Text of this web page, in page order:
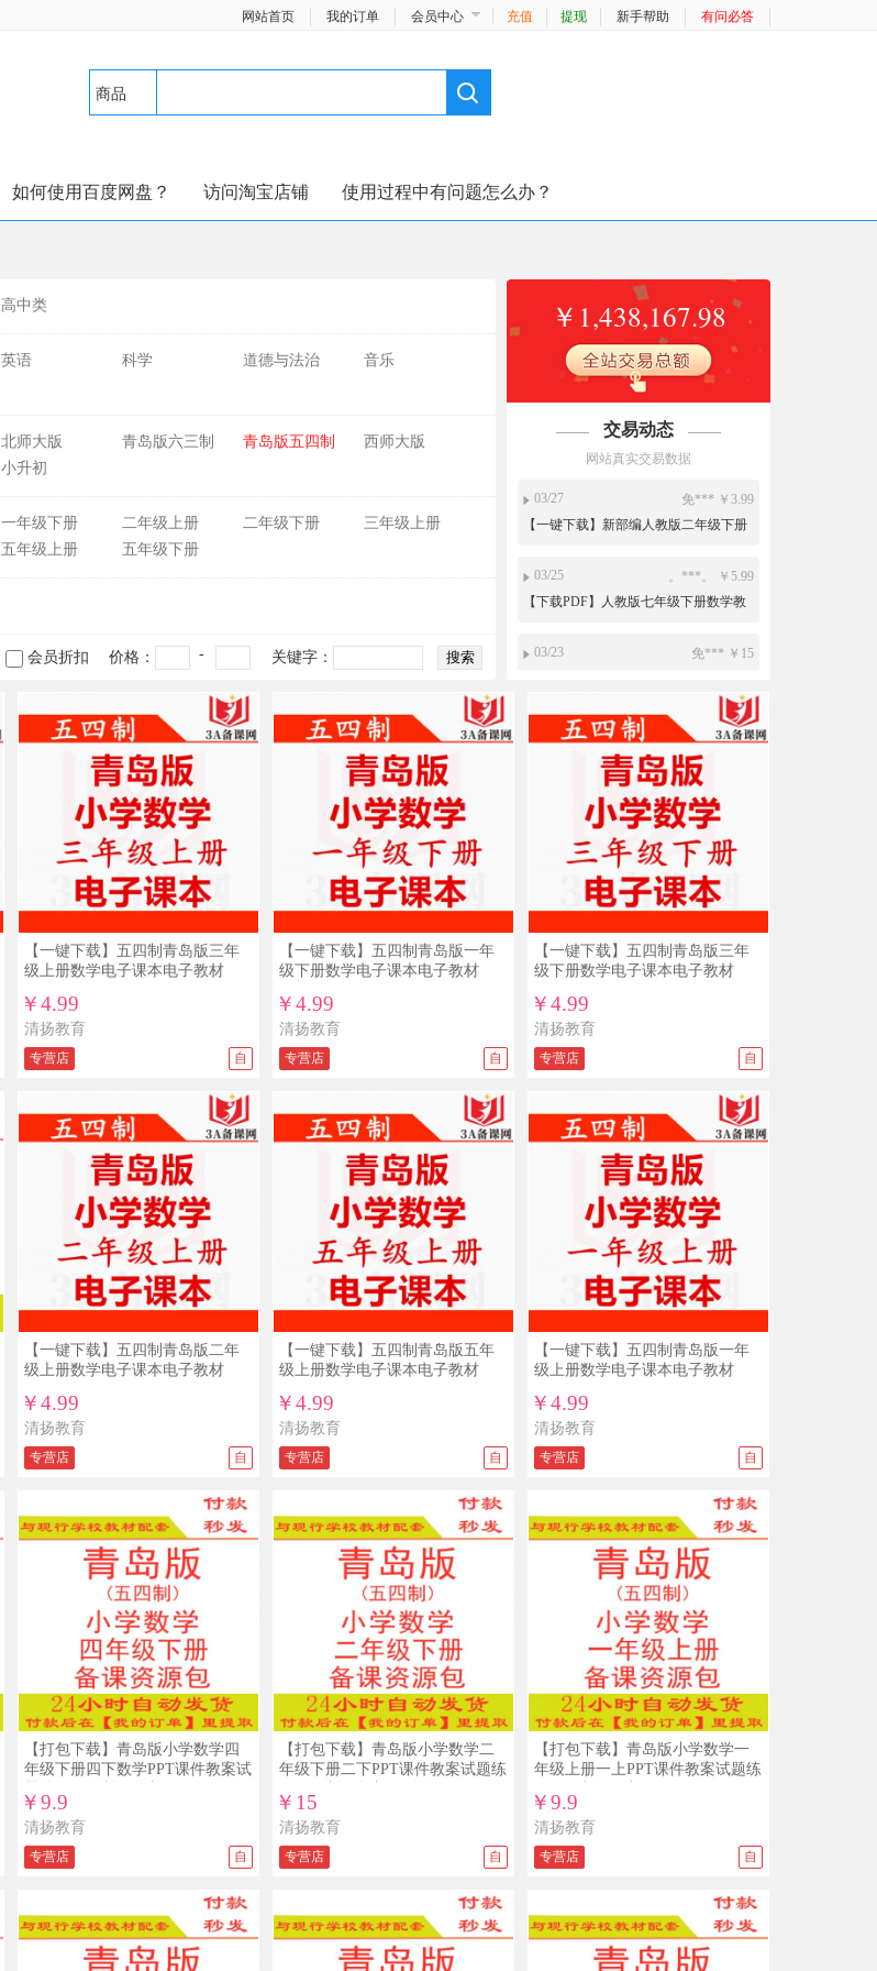
网站首页 我的订单 会员中心 充值 提现 新手帮助 有问必答
商品
如何使用百度网盘？ 访问淘宝店铺 使用过程中有问题怎么办？
高中类
英语 科学 道德与法治
音乐
北师大版 青岛版六三制 青岛版五四制
西师大版
小升初
一年级下册 二年级上册 二年级下册
三年级上册
五年级上册 五年级下册
会员折扣 价格： - 关键字：
￥1,438,167.98
交易动态
网站真实交易数据
03/27
免*** ￥3.99
【一键下载】新部编人教版二年级下册
03/25
。***。 ￥5.99
【下载PDF】人教版七年级下册数学教
03/23
免*** ￥15
年级上册下册PPT课件教案导学案试题
练习打包下载
小*** ￥19.9
人教版新部编版小学道德与法治法制
PPT课件配套教案素材一二三四五六年
级上册下册整册打包下载
小*** ￥3.99
【一键下载】新部编人教版一年级下册
道德与法治电子课本电子教材
免*** ￥10
新目标人教版初中英语ppt课件教案导学
mp3单词录音电子课本七年级八年级九
年级上册下册全册整册打包下载
01/31
免*** ￥15
年级上册下册PPT课件教案导学案试题
练习打包下载
12/05
新目标人教版初中英语ppt课件教案导学
mp3单词录音电子课本七年级八年级九
年级上册下册全册整册打包下载
11/26
免*** ￥15
沪教版初中数学六年级七年级八年级九
年级上册下册PPT课件教案导学案试题
免*** ￥19.9
人教版新部编版小学道德与法治法制
PPT课件配套教案素材一二三四五六年
级上册下册整册打包下载
免*** ￥10
新目标人教版初中英语ppt课件教案导学
案复习资料试题练习导学案课文朗读
mp3单词录音电子课本七年级八年级九
年级上册下册全册整册打包下载
10/19
免*** ￥15
沪教版初中数学六年级七年级八年级九
练习打包下载
10/13
人教版新部编版小学道德与法治法制
PPT课件配套教案素材一二三四五六年
免*** ￥5.5
3A备课网五年级上册人教PEP版小学英
语优质课公开课示范课ppt课件赠配套教
免*** ￥19.9
人教版新部编版小学道德与法治法制
PPT课件配套教案素材一二三四五六年
级上册下册整册打包下载
免*** ￥19.8
新部编人教版八年级上册语文PPT课件
教案试题练习导学案教学计划
09/04
免*** ￥19.9
人教版新部编版小学道德与法治法制
PPT课件配套教案素材一二三四五六年
级上册下册整册打包下载
09/03
沪教版初中数学六年级七年级八年级九
年级上册下册PPT课件教案导学案试题
练习打包下载
新部编版人教版小学一年级语文上册下
册比赛课公开课获奖视频配套优秀教案
PPT课件同课异构课堂实录
免*** ￥49.9
【一键下载】五四制青岛版三年
级上册数学电子课本电子教材
￥4.99
清扬教育
专营店 自
【一键下载】五四制青岛版一年
级下册数学电子课本电子教材
￥4.99
清扬教育
专营店 自
【一键下载】五四制青岛版三年
级下册数学电子课本电子教材
￥4.99
清扬教育
专营店 自
【一键下载】五四制青岛版二年
级上册数学电子课本电子教材
￥4.99
清扬教育
专营店 自
【一键下载】五四制青岛版五年
级上册数学电子课本电子教材
￥4.99
清扬教育
专营店 自
【一键下载】五四制青岛版一年
级上册数学电子课本电子教材
￥4.99
清扬教育
专营店 自
【打包下载】青岛版小学数学四
年级下册四下数学PPT课件教案试
￥9.9
清扬教育
专营店 自
【打包下载】青岛版小学数学二
年级下册二下PPT课件教案试题练
￥15
清扬教育
专营店 自
【打包下载】青岛版小学数学一
年级上册一上PPT课件教案试题练
￥9.9
清扬教育
专营店 自